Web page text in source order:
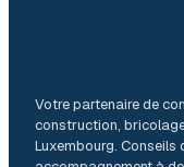
Votre partenaire de
construction,
Luxembourg. Conseils